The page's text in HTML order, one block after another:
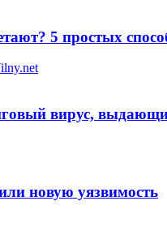
5 простых
вирус,
новую уязвимость